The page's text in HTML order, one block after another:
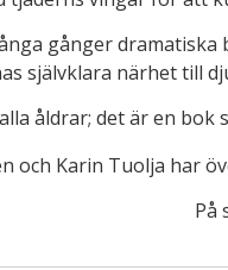
gånger
självklara närhet till
åldrar; det är en
och Karin Tuolja har
På